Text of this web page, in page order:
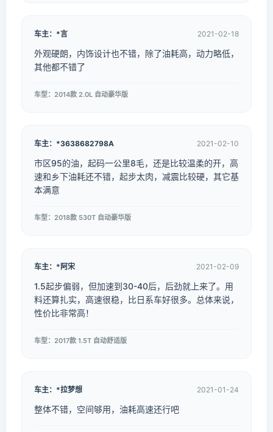
车主：*言 2021-02-18
外观硬朗，内饰设计也不错，除了油耗高，动力略低，
其他都不错了
车型：2014款 2.0L 自动豪华版
车主：*3638682798A 2021-02-10
市区95的油，起码一公里8毛，还是比较温柔的开，高
速和乡下油耗还不错，起步太肉，减震比较硬，其它基
本满意
车型：2018款 530T 自动豪华版
车主：*阿宋 2021-02-09
1.5起步偏弱，但加速到30-40后，后劲就上来了。用
料还算扎实，高速很稳，比日系车好很多。总体来说，
性价比非常高！
车型：2017款 1.5T 自动舒适版
车主：*拉梦想 2021-01-24
整体不错，空间够用，油耗高速还行吧